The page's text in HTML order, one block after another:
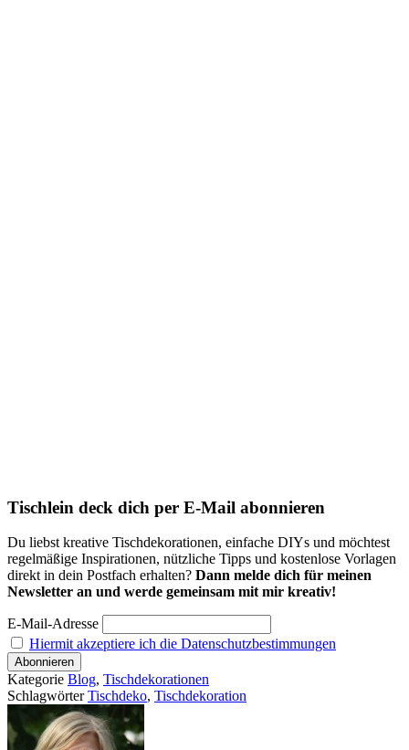
Tischlein deck dich per E-Mail abonnieren
Du liebst kreative Tischdekorationen, einfache DIYs und möchtest
regelmäßige Inspirationen, nützliche Tipps und kostenlose Vorlagen
direkt in dein Postfach erhalten? Dann melde dich für meinen
Newsletter an und werde gemeinsam mit mir kreativ!
E-Mail-Adresse
Hiermit akzeptiere ich die Datenschutzbestimmungen
Kategorie Blog, Tischdekorationen
SchlagwörterTischdeko, Tischdekoration